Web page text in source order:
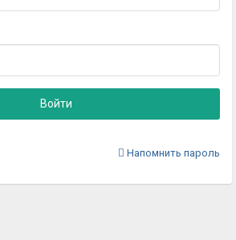
Войти
Напомнить пароль